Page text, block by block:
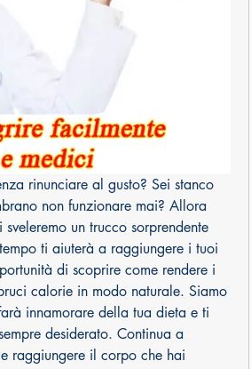
rinunciare al gusto? Sei stanco
non funzionare mai? Allora
un trucco sorprendente
ti aiuterà a raggiungere i tuoi
di scoprire come rendere i
calorie in modo naturale. Siamo
innamorare della tua dieta e ti
desiderato. Continua a
raggiungere il corpo che hai